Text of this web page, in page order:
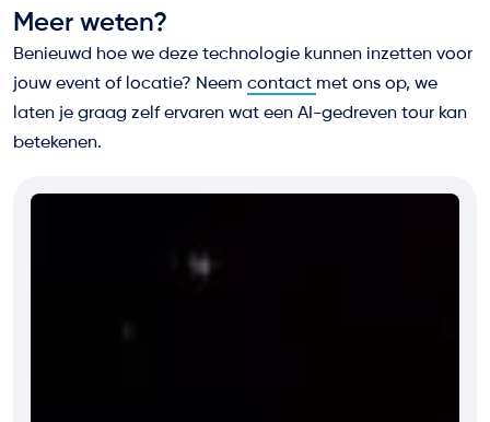
Meer weten?
Benieuwd hoe we deze technologie kunnen inzetten voor
jouw event of locatie? Neem contact met ons op, we
laten je graag zelf ervaren wat een AI-gedreven tour kan
betekenen.